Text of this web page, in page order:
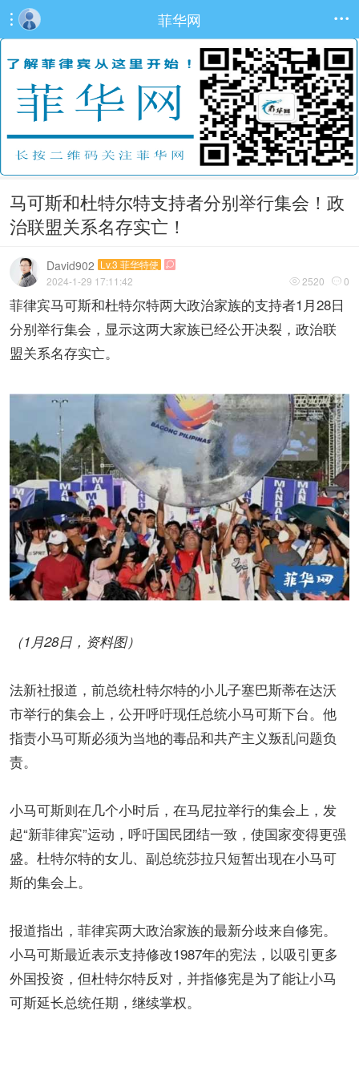
 菲华网 
马可斯和杜特尔特支持者分别举行集会！政
治联盟关系名存实亡！
David902 Lv.3 菲华特使 
 2520  0
2024-1-29 17:11:42
菲律宾马可斯和杜特尔特两大政治家族的支持者1月28日
分别举行集会，显示这两大家族已经公开决裂，政治联
盟关系名存实亡。
（1月28日，资料图）
法新社报道，前总统杜特尔特的小儿子塞巴斯蒂在达沃
市举行的集会上，公开呼吁现任总统小马可斯下台。他
指责小马可斯必须为当地的毒品和共产主义叛乱问题负
责。
小马可斯则在几个小时后，在马尼拉举行的集会上，发
起“新菲律宾”运动，呼吁国民团结一致，使国家变得更强
盛。杜特尔特的女儿、副总统莎拉只短暂出现在小马可
斯的集会上。
报道指出，菲律宾两大政治家族的最新分歧来自修宪。
小马可斯最近表示支持修改1987年的宪法，以吸引更多
外国投资，但杜特尔特反对，并指修宪是为了能让小马
可斯延长总统任期，继续掌权。